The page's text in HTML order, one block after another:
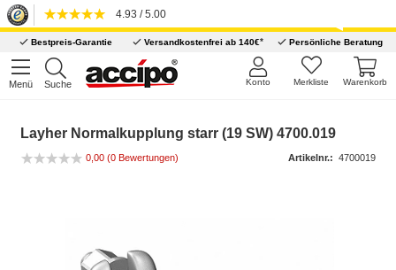
4.93 / 5.00
Bestpreis-Garantie Versandkostenfrei ab 140€* Persönliche Beratung
Menü Suche Warenkorb
Merkliste
Konto
Layher Normalkupplung starr (19 SW) 4700.019
0,00 (0 Bewertungen) Artikelnr.: 4700019